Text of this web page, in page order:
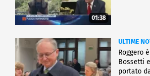
01:38
ULTIME
Roggero
Bossetti
portato